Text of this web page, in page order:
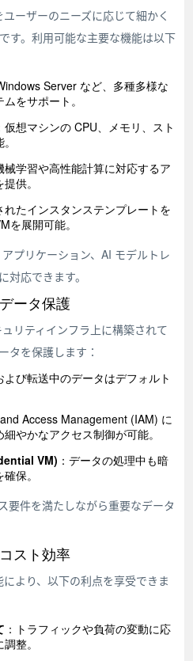
ーザーのニーズに応じて細かく
す。利用可能な主要な機能は以下
Server など、多種多様な
をサポート。
仮想マシンの CPU、メモリ、スト
械学習や高性能計算に対応するア
供。
れたインスタンステンプレートを
を展開可能。
プリケーション、AI モデルトレ
対応できます。
ータ保護
リティインフラ上に構築されて
タを保護します：
よび転送中のデータはデフォルト
and Access Management (IAM) に
やかなアクセス制御が可能。
VM) ：データの処理中も暗
保。
要件を満たしながら重要なデータ
スト効率
より、以下の利点を享受できま
：トラフィックや負荷の変動に応
整。